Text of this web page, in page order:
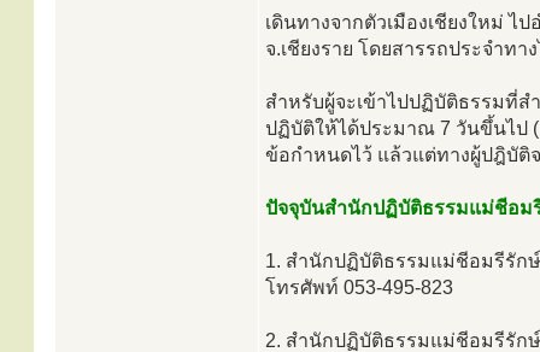
เดินทางจากตัวเมืองเชียงใหม่ ไ
จ.เชียงราย โดยสารรถประจำท
สำหรับผู้จะเข้าไปปฏิบัติธรรมที่ส
ปฏิบัติให้ได้ประมาณ 7 วันขึ้นไป
ข้อกำหนดไว้ แล้วแต่ทางผู้ปฎิบัติ
ปัจจุบันสำนักปฏิบัติธรรมแม่ชีอม
1. สำนักปฏิบัติธรรมแม่ชีอมรีรักษ์
โทรศัพท์ 053-495-823
2. สำนักปฏิบัติธรรมแม่ชีอมรีรักษ์